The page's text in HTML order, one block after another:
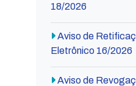
18/2026
Aviso de
Eletrônico 16/2026
Aviso de